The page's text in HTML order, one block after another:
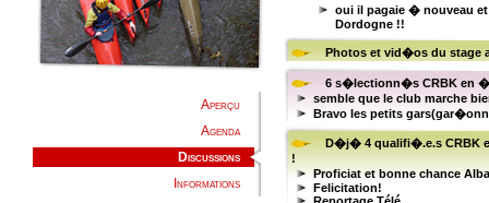
Aperçu
Agenda
Discussions
Informations